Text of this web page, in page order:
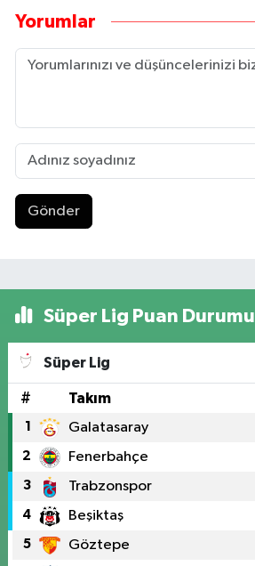
Yorumlar
Gönder
Süper Lig Puan Durumu
Süper Lig
# Takım
1 Galatasaray
2 Fenerbahçe
3 Trabzonspor
4 Beşiktaş
5 Göztepe